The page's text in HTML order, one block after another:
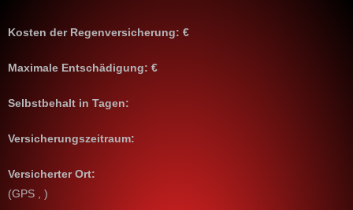
Kosten der Regenversicherung: €
Maximale Entschädigung: €
Selbstbehalt in Tagen:
Versicherungszeitraum:
Versicherter Ort:
(GPS , )